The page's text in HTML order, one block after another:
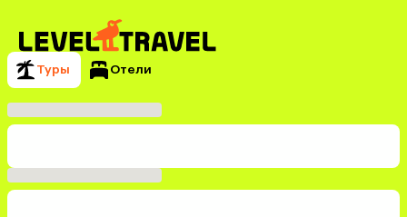
Туры Отели